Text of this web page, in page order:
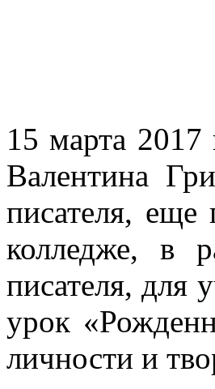
15 марта 2017
Валентина
писателя,
колледже, в
писателя, для
урок
личности и